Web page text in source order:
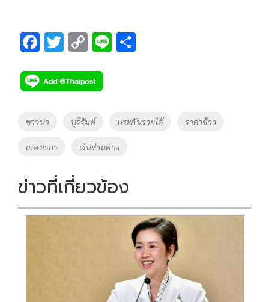
F
e
b
o
k
T
tt
er
C
p
y
Li
n
k
Li
Tags
ชาวนา บุรีรัมย์ ประกันรายได้ ราคาข้าว
เกษตรกร เงินส่วนต่าง
ข่าวที่เกี่ยวข้อง